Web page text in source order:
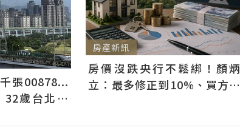
張00878...
32歲台北人
房產新訊
房價沒跌央行不鬆綁！顏炳
立：最多修正到10%、買方仍